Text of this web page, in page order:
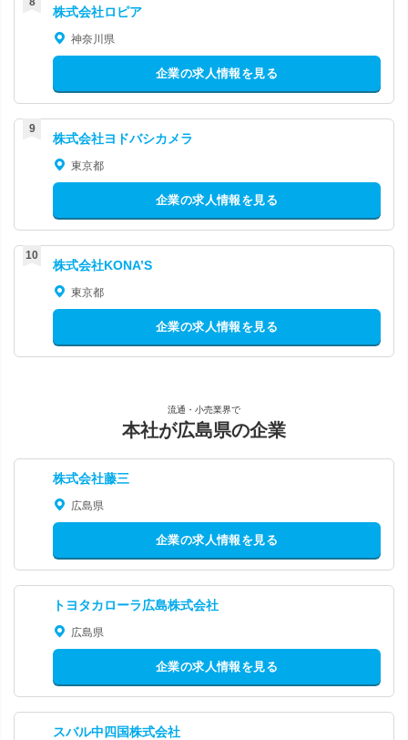
株式会社ロピア
神奈川県
企業の求人情報を見る
株式会社ヨドバシカメラ
東京都
企業の求人情報を見る
株式会社KONA’S
東京都
企業の求人情報を見る
流通・小売業界で
本社が広島県の企業
株式会社藤三
広島県
企業の求人情報を見る
トヨタカローラ広島株式会社
広島県
企業の求人情報を見る
スバル中四国株式会社